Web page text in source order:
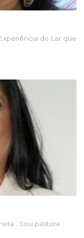
do Lar que
. Sou pastora